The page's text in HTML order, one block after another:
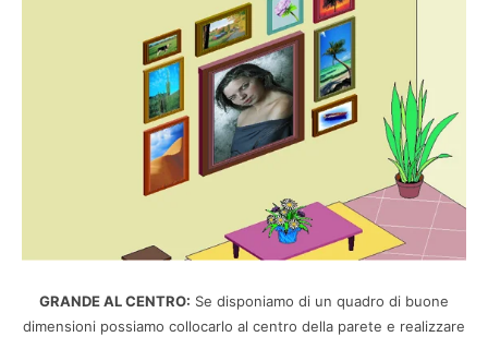
GRANDE AL CENTRO: Se disponiamo di un quadro di buone
dimensioni possiamo collocarlo al centro della parete e realizzare